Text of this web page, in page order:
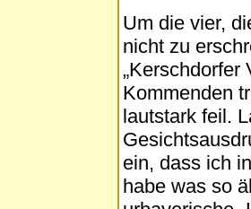
Um die vier,
nicht zu
„Kerschdorfer
Kommenden
lautstark feil.
ein, dass ich
habe was so